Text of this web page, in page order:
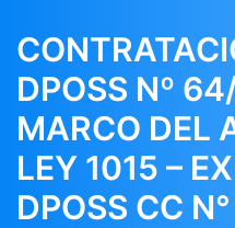
DPOSS Nº
MARCO DEL
LEY 1015 –
DPOSS CC